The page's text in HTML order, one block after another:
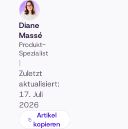
Diane
Massé
Produkt-
Spezialist
|
Zuletzt
aktualisiert:
17. Juli
2026
Artikel
kopieren